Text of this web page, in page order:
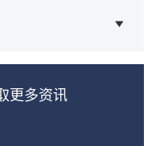
更多资讯